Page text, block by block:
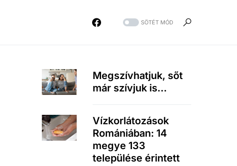
SÖTÉT MÓD
Megszívhatjuk, sőt
már szívjuk is…
Vízkorlátozások
Romániában: 14
megye 133
települése érintett